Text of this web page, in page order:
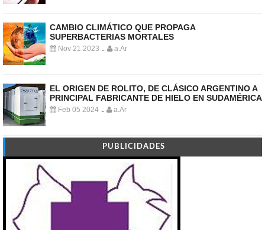
CAMBIO CLIMÁTICO QUE PROPAGA
SUPERBACTERIAS MORTALES
Nov 21 2023 - a.Ar
EL ORIGEN DE ROLITO, DE CLÁSICO ARGENTINO A
PRINCIPAL FABRICANTE DE HIELO EN SUDAMÉRICA
Feb 05 2024 - a.Ar
PUBLICIDADES